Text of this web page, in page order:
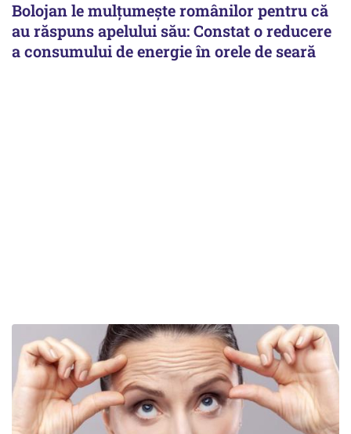
Bolojan le mulțumește românilor pentru că
au răspuns apelului său: Constat o reducere
a consumului de energie în orele de seară